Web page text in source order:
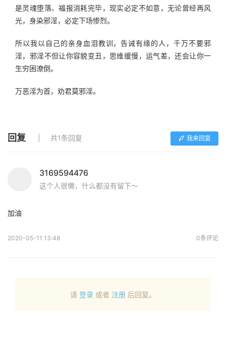
是灵魂堕落、福报消耗完毕，现实必定不如意，无论曾经再风
光，身染邪淫，必定下场惨烈。
所以我以自己的亲身血泪教训，告诫有缘的人，千万不要邪
淫，邪淫不但让你容貌变丑，思维缓慢，运气差，还会让你一
生穷困潦倒。
万恶淫为首，劝君莫邪淫。
回复 共1条回复 我来回复
3169594476
这个人很懒，什么都没有留下～
加油
2020-05-11 13:48 0条评论
请 登录 或者 注册 后回复。